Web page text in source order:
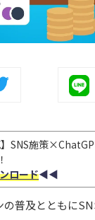
SNS施策
ロード◀︎◀︎
普及とともに